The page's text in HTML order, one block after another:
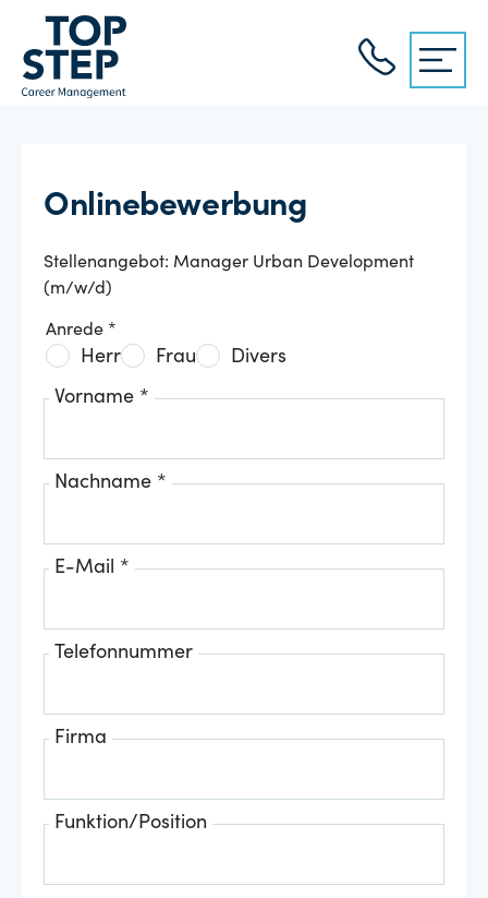
Onlinebewerbung
Stellenangebot: Manager Urban Development
(m/w/d)
Anrede *
Herr Frau Divers
Vorname *
Nachname *
E-Mail *
Telefonnummer
Firma
Funktion/Position